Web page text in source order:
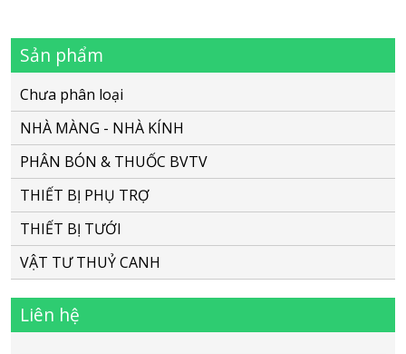
áp
Topdrip
Ø12mm,
k/c
20cm,
dày
0,8mm
-
NDJ
(Israel)
số
lượng
Sản phẩm
Chưa phân loại
NHÀ MÀNG - NHÀ KÍNH
PHÂN BÓN & THUỐC BVTV
THIẾT BỊ PHỤ TRỢ
THIẾT BỊ TƯỚI
VẬT TƯ THUỶ CANH
Liên hệ